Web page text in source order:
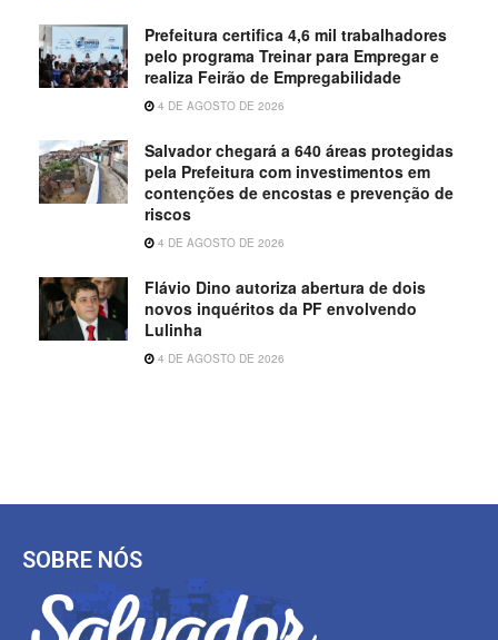
Prefeitura certifica 4,6 mil trabalhadores
pelo programa Treinar para Empregar e
realiza Feirão de Empregabilidade
4 DE AGOSTO DE 2026
Salvador chegará a 640 áreas protegidas
pela Prefeitura com investimentos em
contenções de encostas e prevenção de
riscos
4 DE AGOSTO DE 2026
Flávio Dino autoriza abertura de dois
novos inquéritos da PF envolvendo
Lulinha
4 DE AGOSTO DE 2026
SOBRE NÓS